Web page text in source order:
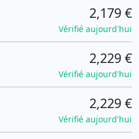
2,179 €
Vérifié aujourd'hui
2,229 €
Vérifié aujourd'hui
2,229 €
Vérifié aujourd'hui